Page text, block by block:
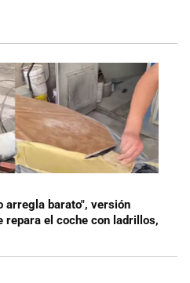
arregla barato", versión
repara el coche con ladrillos,